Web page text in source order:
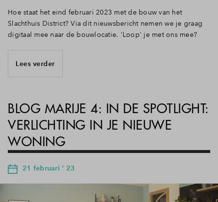
Hoe staat het eind februari 2023 met de bouw van het
Slachthuis District? Via dit nieuwsbericht nemen we je graag
digitaal mee naar de bouwlocatie. 'Loop' je met ons mee?
Lees verder
BLOG MARIJE 4: IN DE SPOTLIGHT:
VERLICHTING IN JE NIEUWE
WONING
21 februari ' 23